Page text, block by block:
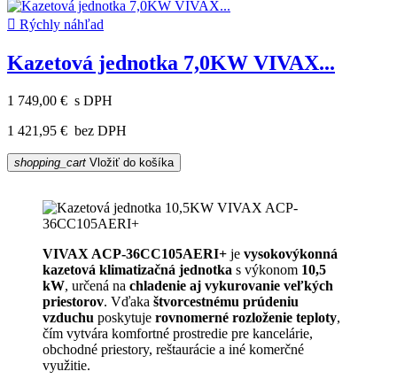
 Rýchly náhľad
Kazetová jednotka 7,0KW VIVAX...
1 749,00 € s DPH
1 421,95 € bez DPH
shopping_cart Vložiť do košíka
VIVAX ACP-36CC105AERI+ je vysokovýkonná
kazetová klimatizačná jednotka s výkonom 10,5
kW, určená na chladenie aj vykurovanie veľkých
priestorov. Vďaka štvorcestnému prúdeniu
vzduchu poskytuje rovnomerné rozloženie teploty,
čím vytvára komfortné prostredie pre kancelárie,
obchodné priestory, reštaurácie a iné komerčné
využitie.